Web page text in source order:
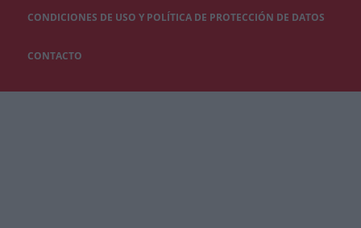
CONDICIONES DE USO Y POLÍTICA DE PROTECCIÓN DE DATOS
CONTACTO